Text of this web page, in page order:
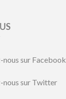
nous sur Facebook
nous sur Twitter